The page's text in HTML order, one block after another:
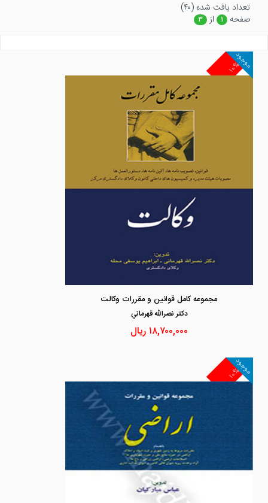
تعداد يافت شده (۴۰)
صفحه
۱ از ۳
۱۰%
موجود
مجموعه کامل قوانین و مقررات وکالت
دكتر نصرالله قهرماني
۱۸,۷۰۰,۰۰۰ ریال
۱۰%
موجود